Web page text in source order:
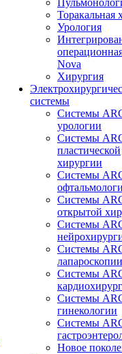
Торакальная
Урология
Nova
Хирургия
системы
Системы
урологии
Системы
пластической
хирургии
Системы
Системы
открытой
Системы
Системы
лапароскопии
Системы
Системы
гинекологии
Системы
Новое